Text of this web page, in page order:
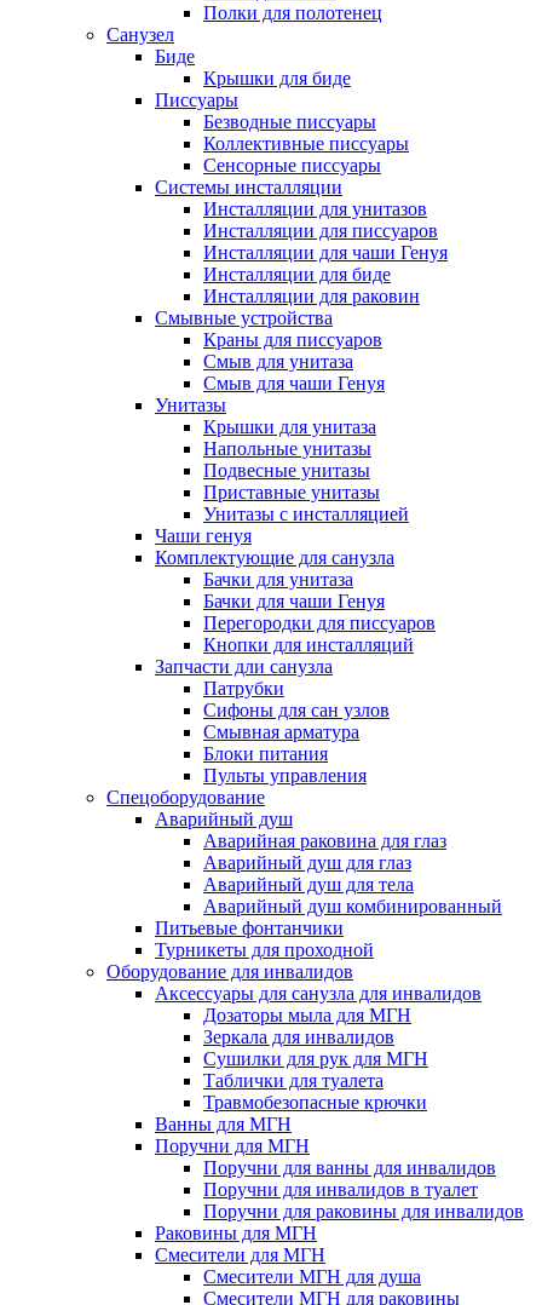
Полки для полотенец
Санузел
Биде
Крышки для биде
Писсуары
Безводные писсуары
Коллективные писсуары
Сенсорные писсуары
Системы инсталляции
Инсталляции для унитазов
Инсталляции для писсуаров
Инсталляции для чаши Генуя
Инсталляции для биде
Инсталляции для раковин
Смывные устройства
Краны для писсуаров
Смыв для унитаза
Смыв для чаши Генуя
Унитазы
Крышки для унитаза
Напольные унитазы
Подвесные унитазы
Приставные унитазы
Унитазы с инсталляцией
Чаши генуя
Комплектующие для санузла
Бачки для унитаза
Бачки для чаши Генуя
Перегородки для писсуаров
Кнопки для инсталляций
Запчасти дли санузла
Патрубки
Сифоны для сан узлов
Смывная арматура
Блоки питания
Пульты управления
Спецоборудование
Аварийный душ
Аварийная раковина для глаз
Аварийный душ для глаз
Аварийный душ для тела
Аварийный душ комбинированный
Питьевые фонтанчики
Турникеты для проходной
Оборудование для инвалидов
Аксессуары для санузла для инвалидов
Дозаторы мыла для МГН
Зеркала для инвалидов
Сушилки для рук для МГН
Таблички для туалета
Травмобезопасные крючки
Ванны для МГН
Поручни для МГН
Поручни для ванны для инвалидов
Поручни для инвалидов в туалет
Поручни для раковины для инвалидов
Раковины для МГН
Смесители для МГН
Смесители МГН для душа
Смесители МГН для раковины